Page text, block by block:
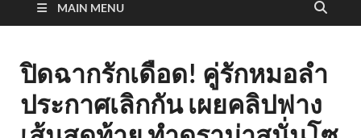
MAIN MENU
ปิดฉากรักเดือด! คู่รักหมอลำ
ประกาศเลิกกัน เผยคลิปฟาง